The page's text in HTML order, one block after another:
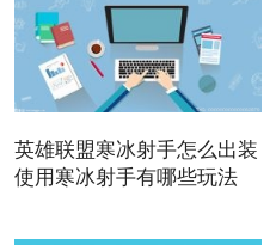
英雄联盟寒冰射手怎么出装
使用寒冰射手有哪些玩法